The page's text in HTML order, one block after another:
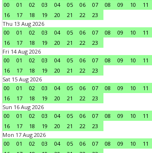
00
01 02 03 04 05 06 07 08 09 10 11
16
17 18 19 20 21 22
23
Thu 13 Aug 2026
00
01 02 03 04 05 06 07 08 09 10 11
16
17 18 19 20 21 22
23
Fri 14 Aug 2026
00
01 02 03 04 05 06 07 08 09 10 11
16
17 18 19 20 21 22
23
Sat 15 Aug 2026
00
01 02 03 04 05 06 07 08 09 10 11
16
17 18 19 20 21 22
23
Sun 16 Aug 2026
00
01 02 03 04 05 06 07 08 09 10 11
16
17 18 19 20 21 22
23
Mon 17 Aug 2026
00
01 02 03 04 05 06 07 08 09 10 11